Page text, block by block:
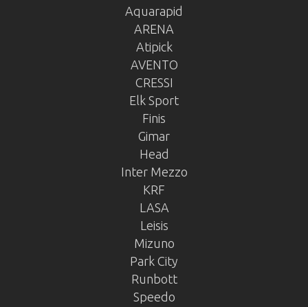
Aquarapid
ARENA
Atipick
AVENTO
CRESSI
Elk Sport
Finis
Gimar
Head
Inter Mezzo
KRF
LASA
Leisis
Mizuno
Park City
Runbott
Speedo